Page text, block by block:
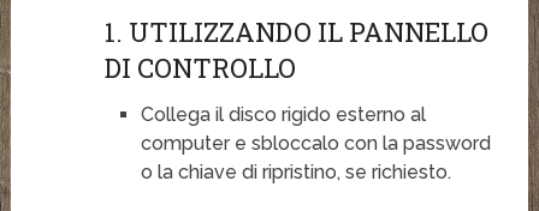
1. UTILIZZANDO IL PANNELLO
DI CONTROLLO
Collega il disco rigido esterno al
computer e sbloccalo con la password
o la chiave di ripristino, se richiesto.